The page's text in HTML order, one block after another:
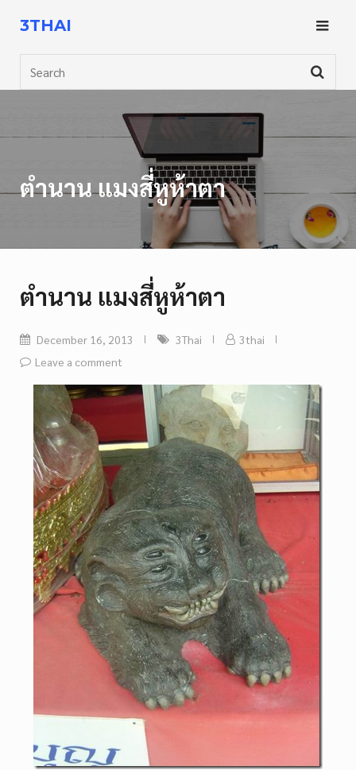
content
3THAI
ตำนาน แมงสี่หูห้าตา
ตำนาน แมงสี่หูห้าตา
December 16, 2013 3Thai
3thai
Leave a comment